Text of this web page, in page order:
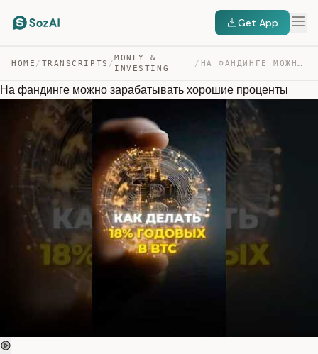
Get App
HOME / TRANSCRIPTS /
MONEY &
INVESTING
/ НА ФАНДИНГЕ МОЖНО ЗАРАБАТЫВАТЬ ХОРОШИЕ ПРОЦЕНТЫ — TRANSCRIPT
На фандинге можно зарабатывать хорошие проценты